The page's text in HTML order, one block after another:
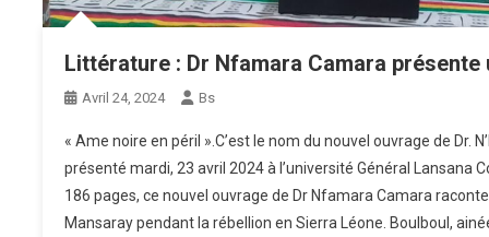
Littérature : Dr Nfamara Camara présente
Avril 24, 2024 Bs
« Ame noire en péril ».C’est le nom du nouvel ouvrage de Dr.
présenté mardi, 23 avril 2024 à l’université Général Lansana
186 pages, ce nouvel ouvrage de Dr Nfamara Camara
Mansaray pendant la rébellion en Sierra Léone. Boulboul,